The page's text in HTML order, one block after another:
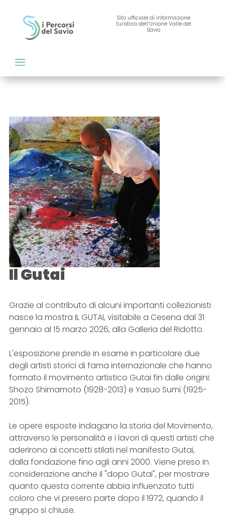
Sito ufficiale di informazione
turistica dell’Unione Valle del
Savio
Il Gutai
Grazie al contributo di alcuni importanti collezionisti
nasce la mostra IL GUTAI, visitabile a Cesena dal 31
gennaio al 15 marzo 2026, alla Galleria del Ridotto.
L'esposizione prende in esame in particolare due
degli artisti storici di fama internazionale che hanno
formato il movimento artistico Gutai fin dalle origini:
Shozo Shimamoto (1928-2013) e Yasuo Sumi (1925-
2015).
Le opere esposte indagano la storia del Movimento,
attraverso le personalità e i lavori di questi artisti che
aderirono ai concetti stilati nel manifesto Gutai,
dalla fondazione fino agli anni 2000. Viene preso in
considerazione anche il "dopo Gutai", per mostrare
quanto questa corrente abbia influenzato tutti
coloro che vi presero parte dopo il 1972, quando il
gruppo si chiuse.